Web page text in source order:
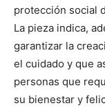
protección social
La pieza indica,
garantizar la
el cuidado y que
personas que
su bienestar y